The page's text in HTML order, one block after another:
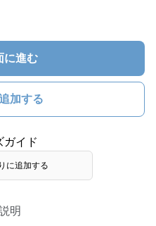
に進む
加する
に追加する
明